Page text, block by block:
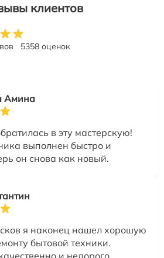
клиентов
5358 оценок
Амина
в эту мастерскую!
выполнен быстро и
он снова как новый.
я наконец нашел хорошую
бытовой техники.